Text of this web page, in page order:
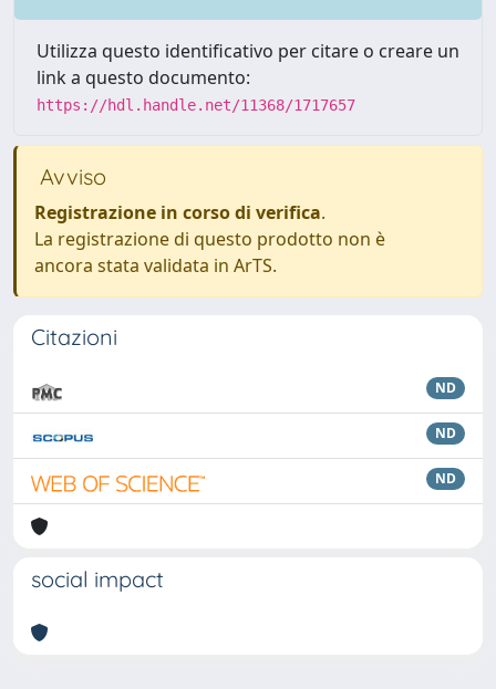
Utilizza questo identificativo per citare o creare un
link a questo documento:
https://hdl.handle.net/11368/1717657
Avviso
Registrazione in corso di verifica.
La registrazione di questo prodotto non è
ancora stata validata in ArTS.
Citazioni
ND
ND
ND
social impact